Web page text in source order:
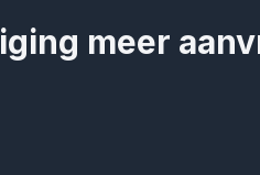
meer